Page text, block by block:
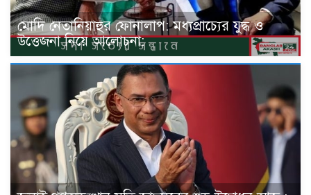
মোদি নেতানিয়াহুর ফোনালাপ: মধ্যপ্রাচ্যের যুদ্ধ ও
উত্তেজনা নিয়ে আলোচনা: